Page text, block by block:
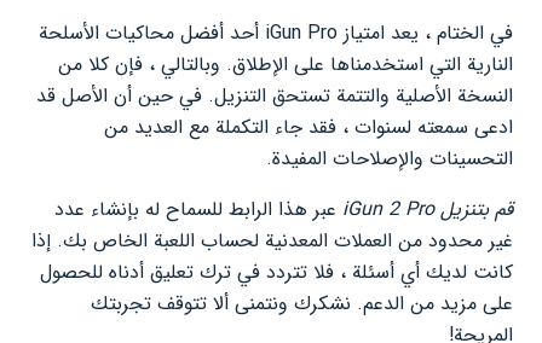
في الختام ، يعد امتياز iGun Pro أحد أفضل محاكيات الأسلحة
النارية التي استخدمناها على الإطلاق. وبالتالي ، فإن كلا من
النسخة الأصلية والتتمة تستحق التنزيل. في حين أن الأصل قد
ادعى سمعته لسنوات ، فقد جاء التكملة مع العديد من
التحسينات والإصلاحات المفيدة.
قم بتنزيل iGun 2 Pro
عبر هذا الرابط للسماح له بإنشاء عدد
غير محدود من العملات المعدنية لحساب اللعبة الخاص بك. إذا
كانت لديك أي أسئلة ، فلا تتردد في ترك تعليق أدناه للحصول
على مزيد من الدعم. نشكرك ونتمنى ألا تتوقف تجربتك
المريحة!